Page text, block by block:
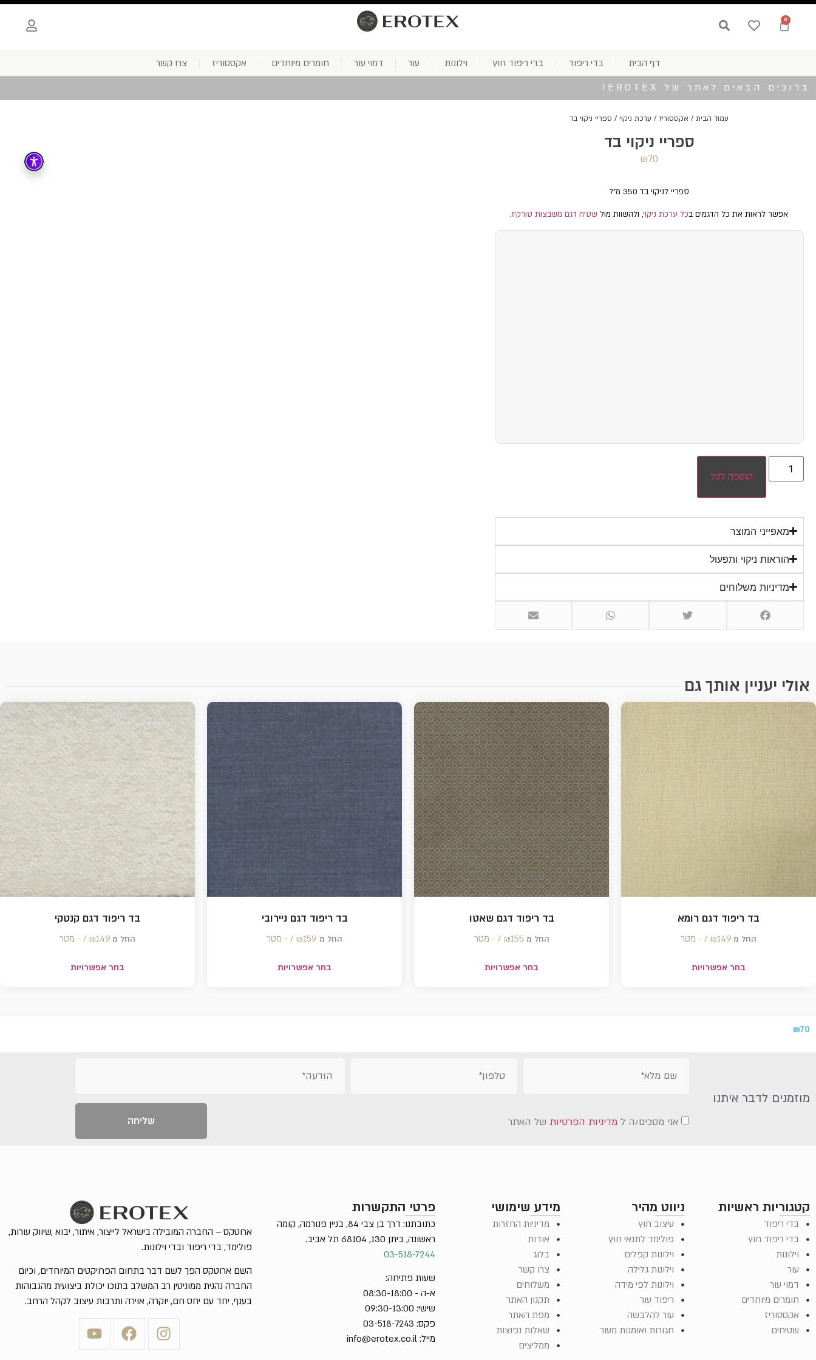
0
דף הבית בדי ריפוד בדי ריפוד חוץ וילונות עור דמוי עור חומרים מיוחדים אקססוריז צרו קשר
ברוכים הבאים לאתר של EROTEX!
עמוד הבית/ אקססוריז/ ערכת ניקוי/ ספריי ניקוי בד
ספריי ניקוי בד
₪70
ספריי לניקוי בד 350 מ"ל
אפשר לראות את כל הדגמים בכל ערכת ניקוי, ולהשוות מול שטיח דגם משבצות טורקיז.
הוספה לסל
מאפייני המוצר
הוראות ניקוי ותפעול
מדיניות משלוחים
אולי יעניין אותך גם
בד ריפוד דגם רומא
החל מ ₪149 /‏‏‎ ‎- מטר
בחר אפשרויות
בד ריפוד דגם שאטו
החל מ ₪155 /‏‏‎ ‎- מטר
בחר אפשרויות
בד ריפוד דגם ניירובי
החל מ ₪159 /‏‏‎ ‎- מטר
בחר אפשרויות
בד ריפוד דגם קנטקי
החל מ ₪149 /‏‏‎ ‎- מטר
בחר אפשרויות
₪70
מוזמנים לדבר איתנו
אני מסכים/ה ל מדיניות הפרטיותשל האתר שליחה
קטגוריות ראשיות
בדי ריפוד
בדי ריפוד חוץ
וילונות
עור
דמוי עור
חומרים מיוחדים
אקססוריז
שטיחים
ניווט מהיר
עיצוב חוץ
פולימד לתנאי חוץ
וילונות קפלים
וילונות גלילה
וילונות לפי מידה
ריפוד עור
עור להלבשה
חגורות ואומנות מעור
מידע שימושי
מדיניות החזרות
אודות
בלוג
צרו קשר
משלוחים
תקנון האתר
מפת האתר
שאלות נפוצות
ממליצים
פרטי התקשרות
כתובתנו: דרך בן צבי 84, בניין פנורמה, קומה
ראשונה, ביתן 130, 68104 תל אביב.
03-518-7244
שעות פתיחה:
א-ה - 08:30-18:00
שישי: 09:30-13:00
פקס: 03-518-7243
מייל: info@erotex.co.il
ארוטקס – החברה המובילה בישראל לייצור, איתור, יבוא ,שיווק עורות,
פולימד, בדי ריפוד ובדי וילונות.
השם ארוטקס הפך לשם דבר בתחום הפרויקטים המיוחדים, וכיום
החברה נהנית ממוניטין רב המשלב בתוכו יכולת ביצועית מהגבוהות
בענף, יחד עם יחס חם, יוקרה, אוירה ותרבות עיצוב לקהל הרחב.